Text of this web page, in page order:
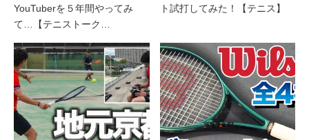
YouTuberを５年間やってみ
て…【テニストーク…
ト試打してみた！【テニス】